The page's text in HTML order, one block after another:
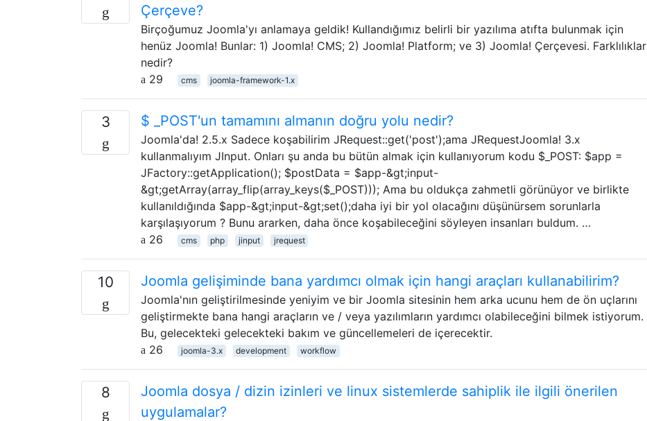
Çerçeve?
Birçoğumuz Joomla'yı anlamaya geldik! Kullandığımız belirli bir yazılıma atıfta bulunmak için
henüz Joomla! Bunlar: 1) Joomla! CMS; 2) Joomla! Platform; ve 3) Joomla! Çerçevesi. Farklılıklar
nedir?
29
cms joomla-framework-1.x
3 $ _POST'un tamamını almanın doğru yolu nedir?
Joomla'da! 2.5.x Sadece koşabilirim JRequest::get('post');ama JRequestJoomla! 3.x
kullanmalıyım JInput. Onları şu anda bu bütün almak için kullanıyorum kodu $_POST: $app =
JFactory::getApplication(); $postData = $app-&gt;input-
&gt;getArray(array_flip(array_keys($_POST))); Ama bu oldukça zahmetli görünüyor ve birlikte
kullanıldığında $app-&gt;input-&gt;set();daha iyi bir yol olacağını düşünürsem sorunlarla
karşılaşıyorum ? Bunu ararken, daha önce koşabileceğini söyleyen insanları buldum. …
26
cms php jinput jrequest
10 Joomla gelişiminde bana yardımcı olmak için hangi araçları kullanabilirim?
Joomla'nın geliştirilmesinde yeniyim ve bir Joomla sitesinin hem arka ucunu hem de ön uçlarını
geliştirmekte bana hangi araçların ve / veya yazılımların yardımcı olabileceğini bilmek istiyorum.
Bu, gelecekteki gelecekteki bakım ve güncellemeleri de içerecektir.
26
joomla-3.x development workflow
8
Joomla dosya / dizin izinleri ve linux sistemlerde sahiplik ile ilgili önerilen
uygulamalar?